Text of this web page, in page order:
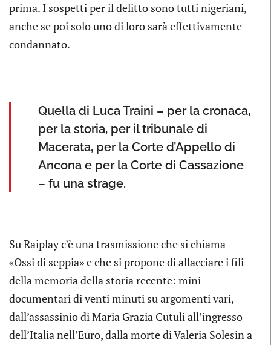
prima. I sospetti per il delitto sono tutti nigeriani,
anche se poi solo uno di loro sarà effettivamente
condannato.
Quella di Luca Traini – per la cronaca,
per la storia, per il tribunale di
Macerata, per la Corte d’Appello di
Ancona e per la Corte di Cassazione
– fu una strage.
Su Raiplay c’è una trasmissione che si chiama
«Ossi di seppia» e che si propone di allacciare i fili
della memoria della storia recente: mini-
documentari di venti minuti su argomenti vari,
dall’assassinio di Maria Grazia Cutuli all’ingresso
dell’Italia nell’Euro, dalla morte di Valeria Solesin a